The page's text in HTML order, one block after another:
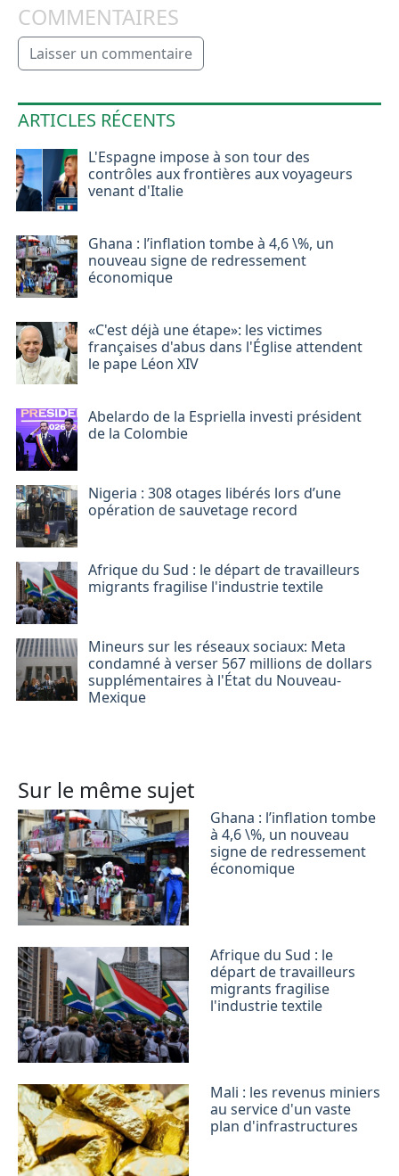
COMMENTAIRES
Laisser un commentaire
ARTICLES RÉCENTS
L'Espagne impose à son tour des
contrôles aux frontières aux voyageurs
venant d'Italie
Ghana : l’inflation tombe à 4,6 \%, un
nouveau signe de redressement
économique
«C'est déjà une étape»: les victimes
françaises d'abus dans l'Église attendent
le pape Léon XIV
Abelardo de la Espriella investi président
de la Colombie
Nigeria : 308 otages libérés lors d’une
opération de sauvetage record
Afrique du Sud : le départ de travailleurs
migrants fragilise l'industrie textile
Mineurs sur les réseaux sociaux: Meta
condamné à verser 567 millions de dollars
supplémentaires à l'État du Nouveau-
Mexique
Sur le même sujet
Ghana : l’inflation tombe
à 4,6 \%, un nouveau
signe de redressement
économique
Afrique du Sud : le
départ de travailleurs
migrants fragilise
l'industrie textile
Mali : les revenus miniers
au service d'un vaste
plan d'infrastructures